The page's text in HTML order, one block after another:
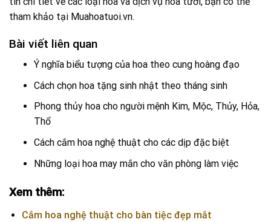
tham khảo tại Muahoatuoi.vn.
Bài viết liên quan
Ý nghĩa biểu tượng của hoa theo cung hoàng đạo
Cách chọn hoa tặng sinh nhật theo tháng sinh
Phong thủy hoa cho người mệnh Kim, Mộc, Thủy, Hỏa,
Thổ
Cách cắm hoa nghệ thuật cho các dịp đặc biệt
Những loại hoa may mắn cho văn phòng làm việc
Xem thêm:
Cắm hoa nghệ thuật cho bàn tiệc đẹp mắt